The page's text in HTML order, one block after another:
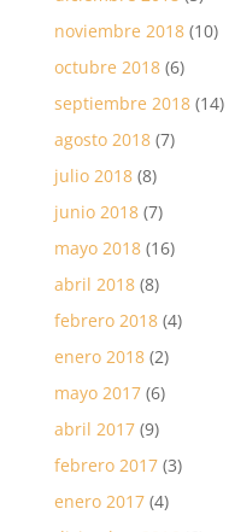
noviembre 2018(10)
octubre 2018(6)
septiembre 2018(14)
agosto 2018(7)
julio 2018(8)
junio 2018(7)
mayo 2018(16)
abril 2018(8)
febrero 2018(4)
enero 2018(2)
mayo 2017(6)
abril 2017(9)
febrero 2017(3)
enero 2017(4)